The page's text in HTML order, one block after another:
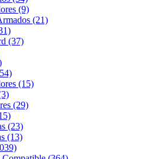
(9)
(21)
(37)
(15)
(29)
(23)
(13)